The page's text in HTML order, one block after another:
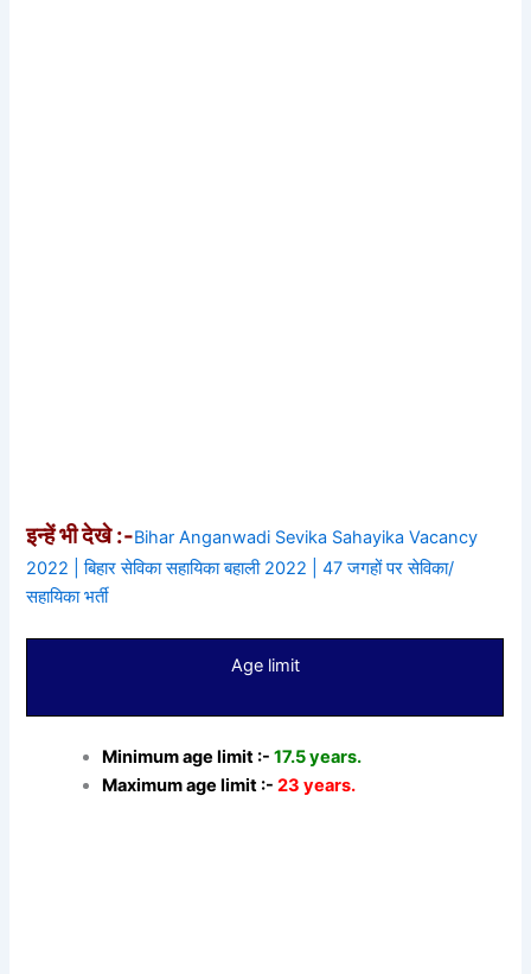
इन्हें भी देखे :-Bihar Anganwadi Sevika Sahayika Vacancy
2022 | बिहार सेविका सहायिका बहाली 2022 | 47 जगहों पर सेविका/
सहायिका भर्ती
Age limit
Minimum age limit :- 17.5 years.
Maximum age limit :-23 years.